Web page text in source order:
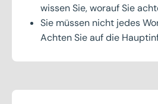
wissen Sie, worauf Sie
Sie müssen nicht jedes
Achten Sie auf die